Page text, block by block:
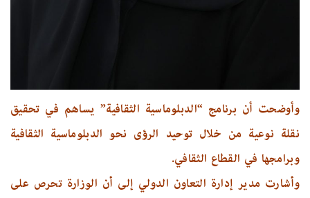
وأوضحت أن برنامج “الدبلوماسية الثقافية” يساهم في تحقيق
نقلة نوعية من خلال توحيد الرؤى نحو الدبلوماسية الثقافية
وبرامجها في القطاع الثقافي.
وأشارت مدير إدارة التعاون الدولي إلى أن الوزارة تحرص على